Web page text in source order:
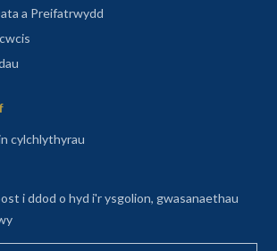
a Preifatrwydd
cylchlythyrau(agor mewn tab newydd)
i ddod o hyd i'r ysgolion, gwasanaethau